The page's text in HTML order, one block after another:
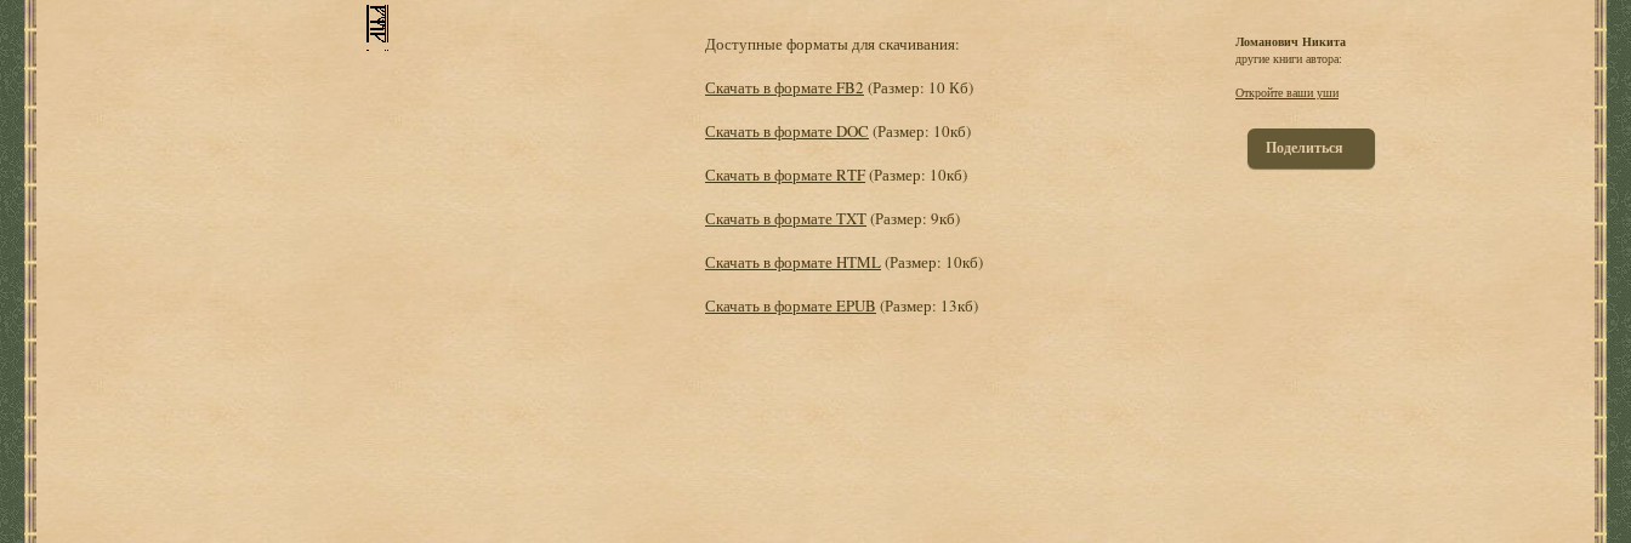
Доступные форматы для скачивания:
Скачать в формате FB2 (Размер: 10 Кб)
Скачать в формате DOC (Размер: 10кб)
Скачать в формате RTF(Размер: 10кб)
Скачать в формате TXT(Размер: 9кб)
Скачать в формате HTML(Размер: 10кб)
Скачать в формате EPUB (Размер: 13кб)
Ломанович Никита
другие книги автора:
Откройте ваши уши
Поделиться